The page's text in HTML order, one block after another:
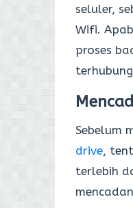
seluler,
Wifi.
proses
Sebelum
drive,
terlebih